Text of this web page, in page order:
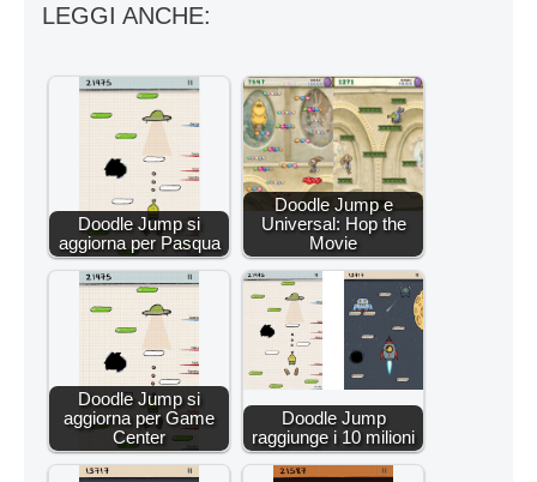
LEGGI ANCHE:
Doodle Jump si
aggiorna per Pasqua
Doodle Jump e
Universal: Hop the
Movie
Doodle Jump si
aggiorna per Game
Center
Doodle Jump
raggiunge i 10 milioni